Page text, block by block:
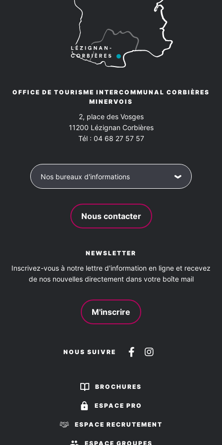
OFFICE DE TOURISME INTERCOMMUNAL CORBIÈRES
MINERVOIS
2, place des Vosges
11200 Lézignan Corbières
Tél : 04 68 27 57 57
Nos bureaux d'informations
Nous contacter
NEWSLETTER
Inscrivez-vous à notre lettre d'information en ligne et recevez
de nos nouvelles directement dans votre boîte mail
M'inscrire
NOUS SUIVRE
Suivez-
sur
Suivez-
BROCHURES
ESPACE PRO
ESPACE RECRUTEMENT
ESPACE GROUPES